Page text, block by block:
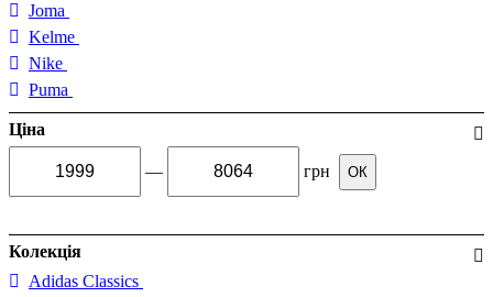
Joma
Kelme
Nike
Puma
Ціна
— грн ОК
Колекція
Adidas Classics